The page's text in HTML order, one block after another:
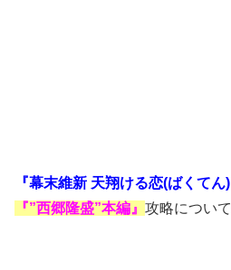
『幕末維新 天翔ける恋(ばくてん)
『”西郷隆盛”本編』 攻略につい